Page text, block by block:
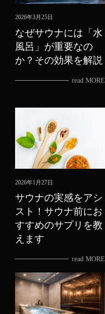
2026年3月25日
なぜサウナには「水
風呂」が重要なの
か？その効果を解説
read MORE
2026年1月27日
サウナの実感をアシ
スト！サウナ前にお
すすめのサプリを教
えます
read MORE